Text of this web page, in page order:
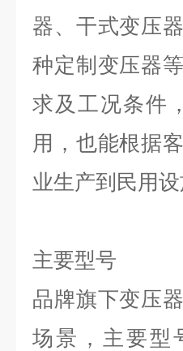
器、干式变压
种定制变压器
求及工况条件
用，也能根据
业生产到民用
主要型号
品牌旗下变压
场景，主要型